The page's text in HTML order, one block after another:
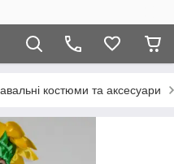
костюми та аксесуари